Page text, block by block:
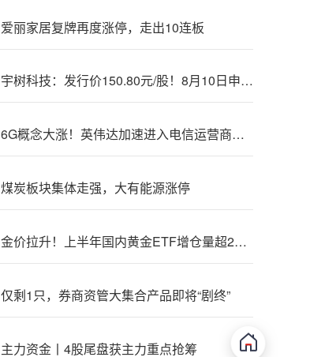
爱丽家居复牌再度涨停，走出10连板
宇树科技：发行价150.80元/股！8月10日申购，DeepSeek参与战略配售
6G概念大涨！英伟达加速进入电信运营商市场？
煤炭板块集体走强，大有能源涨停
金价拉升！上半年国内黄金ETF增仓量超28吨
仅剩1只，券商资管大集合产品即将“剧终”
主力资金丨4股尾盘获主力重点抢筹